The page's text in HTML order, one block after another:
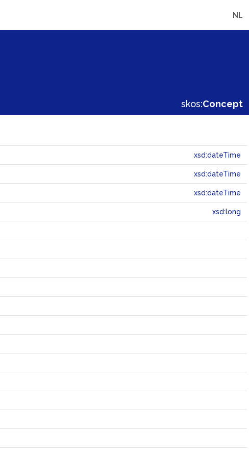
NL
skos:Concept
xsd:dateTime
xsd:dateTime
xsd:dateTime
xsd:long